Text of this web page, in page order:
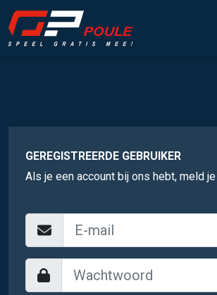
GEREGISTREERDE GEBRUIKER
Als je een account bij ons hebt, meld je